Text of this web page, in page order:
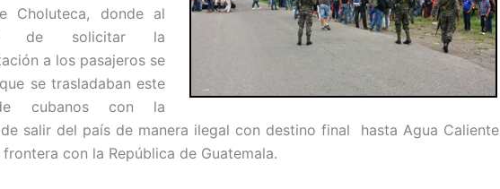
Choluteca, donde al
de solicitar la
a los pasajeros se
se trasladaban este
cubanos con la
salir del país de manera ilegal con destino final hasta Agua Caliente
con la República de Guatemala.